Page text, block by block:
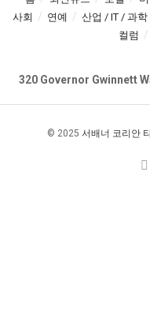
사회
연예 산업 / IT / 과학
컬럼
320 Governor Gwinnett
© 2025 서배너 코리안